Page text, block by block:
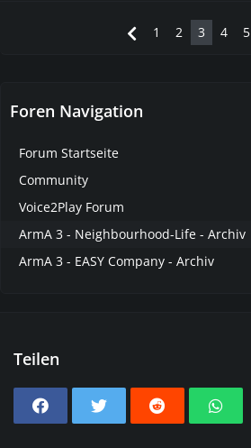
1 2 3 4 5
Foren Navigation
Forum Startseite
Community
Voice2Play Forum
ArmA 3 - Neighbourhood-Life - Archiv
ArmA 3 - EASY Company - Archiv
Teilen